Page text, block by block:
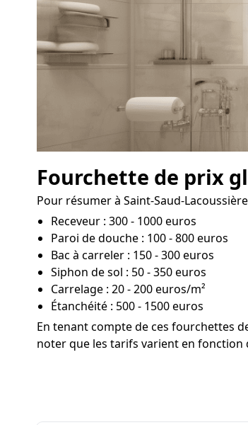
Fourchette de prix
Pour résumer à Saint-Saud-
Receveur : 300 - 1000 euros
Paroi de douche : 100 - 800 euros
Bac à carreler : 150 - 300 euros
Siphon de sol : 50 - 350 euros
Carrelage : 20 - 200 euros/m²
Étanchéité : 500 - 1500 euros
En tenant compte de ces fourchettes
noter que les tarifs varient en fonction